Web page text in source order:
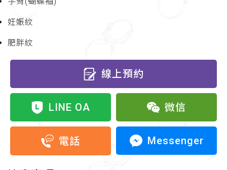
妊娠紋
肥胖紋
線上預約
LINE OA 微信
電話 Messenger